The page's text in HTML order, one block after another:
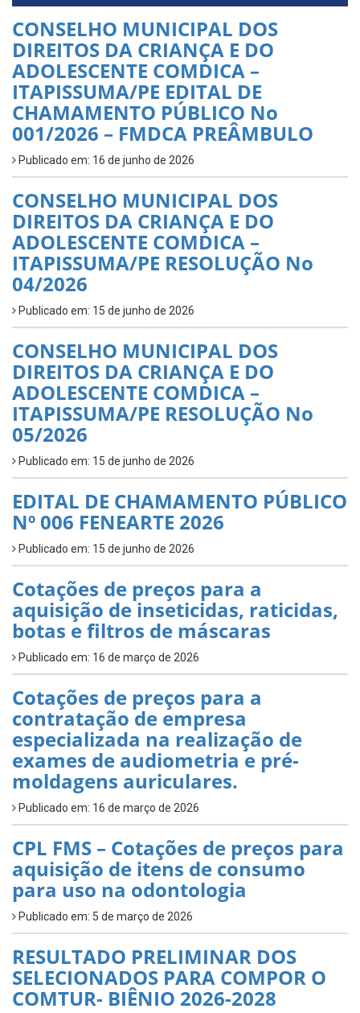
CONSELHO MUNICIPAL DOS
DIREITOS DA CRIANÇA E DO
ADOLESCENTE COMDICA –
ITAPISSUMA/PE EDITAL DE
CHAMAMENTO PÚBLICO No
001/2026 – FMDCA PREÂMBULO
Publicado em: 16 de junho de 2026
CONSELHO MUNICIPAL DOS
DIREITOS DA CRIANÇA E DO
ADOLESCENTE COMDICA –
ITAPISSUMA/PE RESOLUÇÃO No
04/2026
Publicado em: 15 de junho de 2026
CONSELHO MUNICIPAL DOS
DIREITOS DA CRIANÇA E DO
ADOLESCENTE COMDICA –
ITAPISSUMA/PE RESOLUÇÃO No
05/2026
Publicado em: 15 de junho de 2026
EDITAL DE CHAMAMENTO PÚBLICO
Nº 006 FENEARTE 2026
Publicado em: 15 de junho de 2026
Cotações de preços para a
aquisição de inseticidas, raticidas,
botas e filtros de máscaras
Publicado em: 16 de março de 2026
Cotações de preços para a
contratação de empresa
especializada na realização de
exames de audiometria e pré-
moldagens auriculares.
Publicado em: 16 de março de 2026
CPL FMS – Cotações de preços para
aquisição de itens de consumo
para uso na odontologia
Publicado em: 5 de março de 2026
RESULTADO PRELIMINAR DOS
SELECIONADOS PARA COMPOR O
COMTUR- BIÊNIO 2026-2028